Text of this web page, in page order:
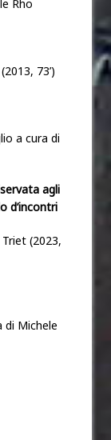
Rho
73’)
a cura di
agli
d’incontri
(2023,
di Michele